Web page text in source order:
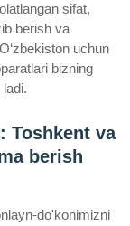
sifat,
berish va
uchun
bizning
ladi.
Toshkent va
berish
do'konimizni